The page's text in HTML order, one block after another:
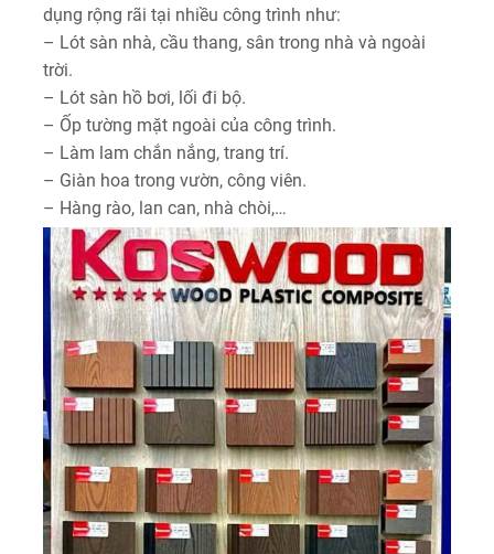
dụng rộng rãi tại nhiều công trình như:
– Lót sàn nhà, cầu thang, sân trong nhà và ngoài
trời.
– Lót sàn hồ bơi, lối đi bộ.
– Ốp tường mặt ngoài của công trình.
– Làm lam chắn nắng, trang trí.
– Giàn hoa trong vườn, công viên.
– Hàng rào, lan can, nhà chòi,…